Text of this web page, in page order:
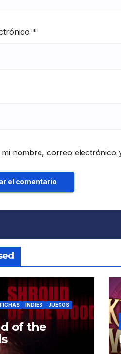
*
mi nombre, correo electrónico
FICHAS INDIES
JUEGOS
of the